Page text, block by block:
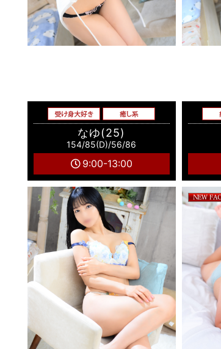
なゆ(25)
154/85(D)/56/86
9:00-13:00